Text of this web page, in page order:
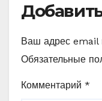
Ваш адрес email
Обязательные
Комментарий *